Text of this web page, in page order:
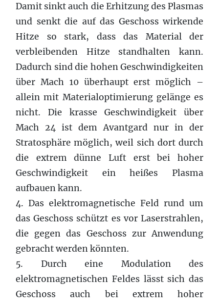
Damit sinkt auch die Erhitzung des Plasmas
und senkt die auf das Geschoss wirkende
Hitze so stark, dass das Material der
verbleibenden Hitze standhalten kann.
Dadurch sind die hohen Geschwindigkeiten
über Mach 10 überhaupt erst möglich –
allein mit Materialoptimierung gelänge es
nicht. Die krasse Geschwindigkeit über
Mach 24 ist dem Avantgard nur in der
Stratosphäre möglich, weil sich dort durch
die extrem dünne Luft erst bei hoher
Geschwindigkeit ein heißes Plasma
aufbauen kann.
4. Das elektromagnetische Feld rund um
das Geschoss schützt es vor Laserstrahlen,
die gegen das Geschoss zur Anwendung
gebracht werden könnten.
5. Durch eine Modulation des
elektromagnetischen Feldes lässt sich das
Geschoss auch bei extrem hoher